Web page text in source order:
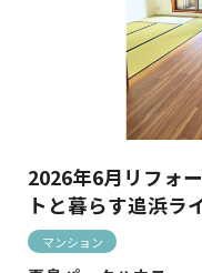
2026年6月リフォ
トと暮らす追浜ラ
マンション